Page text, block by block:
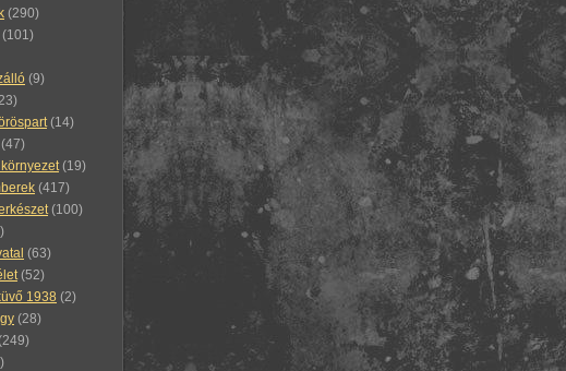
(290)
(101)
(9)
(14)
(47)
(19)
(417)
(100)
(63)
(52)
1938 (2)
(28)